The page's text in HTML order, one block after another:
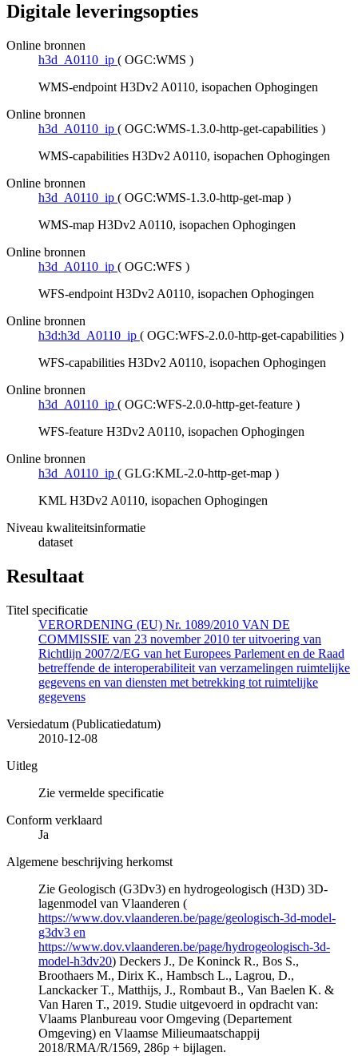
Digitale leveringsopties
Online bronnen
h3d_A0110_ip ( OGC:WMS )
WMS-endpoint H3Dv2 A0110, isopachen Ophogingen
Online bronnen
h3d_A0110_ip ( OGC:WMS-1.3.0-http-get-capabilities )
WMS-capabilities H3Dv2 A0110, isopachen Ophogingen
Online bronnen
h3d_A0110_ip ( OGC:WMS-1.3.0-http-get-map )
WMS-map H3Dv2 A0110, isopachen Ophogingen
Online bronnen
h3d_A0110_ip ( OGC:WFS )
WFS-endpoint H3Dv2 A0110, isopachen Ophogingen
Online bronnen
h3d:h3d_A0110_ip ( OGC:WFS-2.0.0-http-get-capabilities )
WFS-capabilities H3Dv2 A0110, isopachen Ophogingen
Online bronnen
h3d_A0110_ip ( OGC:WFS-2.0.0-http-get-feature )
WFS-feature H3Dv2 A0110, isopachen Ophogingen
Online bronnen
h3d_A0110_ip ( GLG:KML-2.0-http-get-map )
KML H3Dv2 A0110, isopachen Ophogingen
Niveau kwaliteitsinformatie
dataset
Resultaat
Titel specificatie
VERORDENING (EU) Nr. 1089/2010 VAN DE
COMMISSIE van 23 november 2010 ter uitvoering van
Richtlijn 2007/2/EG van het Europees Parlement en de Raad
betreffende de interoperabiliteit van verzamelingen ruimtelijke
gegevens en van diensten met betrekking tot ruimtelijke
gegevens
Versiedatum (Publicatiedatum)
2010-12-08
Uitleg
Zie vermelde specificatie
Conform verklaard
Ja
Algemene beschrijving herkomst
Zie Geologisch (G3Dv3) en hydrogeologisch (H3D) 3D-
lagenmodel van Vlaanderen (
https://www.dov.vlaanderen.be/page/geologisch-3d-model-
g3dv3 en
https://www.dov.vlaanderen.be/page/hydrogeologisch-3d-
model-h3dv20) Deckers J., De Koninck R., Bos S.,
Broothaers M., Dirix K., Hambsch L., Lagrou, D.,
Lanckacker T., Matthijs, J., Rombaut B., Van Baelen K. &
Van Haren T., 2019. Studie uitgevoerd in opdracht van:
Vlaams Planbureau voor Omgeving (Departement
Omgeving) en Vlaamse Milieumaatschappij
2018/RMA/R/1569, 286p + bijlagen.